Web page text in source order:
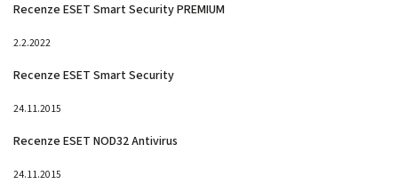
Recenze ESET Smart Security PREMIUM
2.2.2022
Recenze ESET Smart Security
24.11.2015
Recenze ESET NOD32 Antivirus
24.11.2015